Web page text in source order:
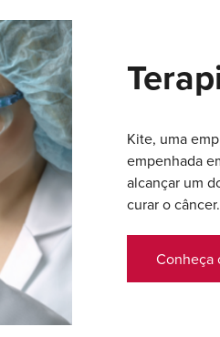
Kite, uma
empenhada
alcançar um
curar o câncer.
Conheça